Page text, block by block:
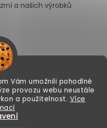
Vám umožnili pohodlné
provozu webu neustále
a použitelnost. Více
Nabízet ji
🌱
a našich výrobků
Shoptet